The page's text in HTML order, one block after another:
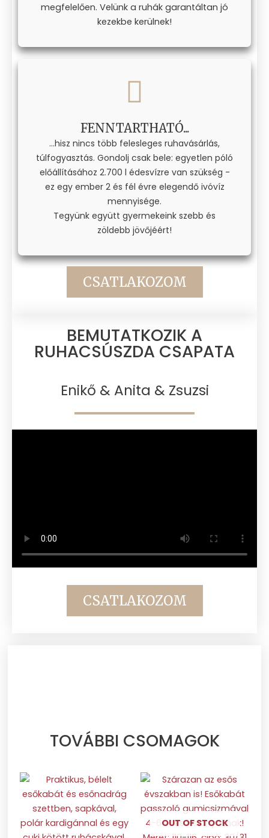
megfelelően. Velünk a ruhák garantáltan jó
kezekbe kerülnek!
FENNTARTHATÓ...
...hisz nincs több felesleges ruhavásárlás,
túlfogyasztás. Gondolj csak bele: egyetlen póló
előállításához 2.700 l édesvízre van szükség -
ez egy ember 2 és fél évre elegendő ivóvíz
mennyisége.
Tegyünk együtt gyermekeink szebb és
zöldebb jövőjéért!
CSATLAKOZOM
BEMUTATKOZIK A
RUHACSÚSZDA CSAPATA​
Enikő & Anita & Zsuzsi
CSATLAKOZOM
TOVÁBBI CSOMAGOK
OUT OF STOCK